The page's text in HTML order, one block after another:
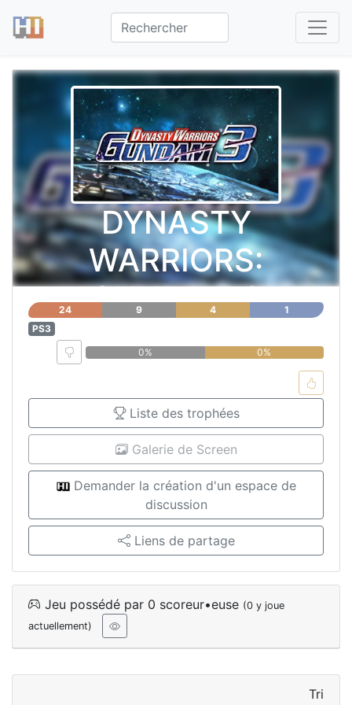
DYNASTY
WARRIORS:
GUNDAM 3
24 9 4
1
PS3
0%
0%
Liste des trophées
Galerie de Screen
Demander la création d'un espace de
discussion
Liens de partage
Jeu possédé par 0 scoreur•euse (0 y joue
actuellement)
Tri